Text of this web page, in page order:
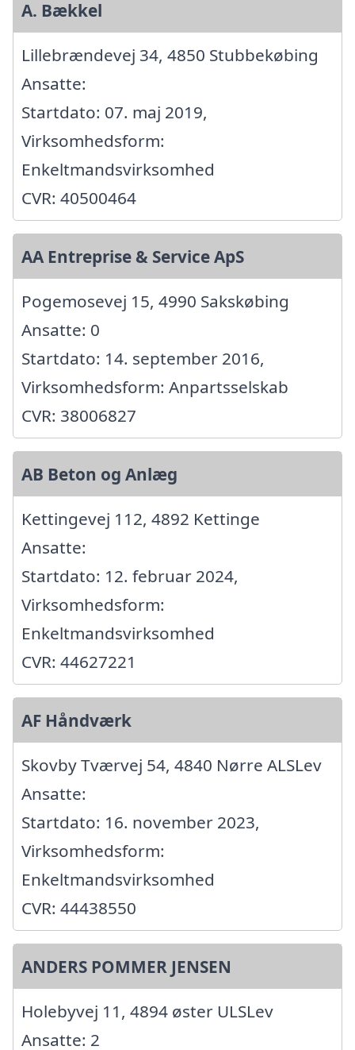
A. Bækkel
Lillebrændevej 34, 4850 Stubbekøbing
Ansatte:
Startdato: 07. maj 2019,
Virksomhedsform:
Enkeltmandsvirksomhed
CVR: 40500464
AA Entreprise & Service ApS
Pogemosevej 15, 4990 Sakskøbing
Ansatte: 0
Startdato: 14. september 2016,
Virksomhedsform: Anpartsselskab
CVR: 38006827
AB Beton og Anlæg
Kettingevej 112, 4892 Kettinge
Ansatte:
Startdato: 12. februar 2024,
Virksomhedsform:
Enkeltmandsvirksomhed
CVR: 44627221
AF Håndværk
Skovby Tværvej 54, 4840 Nørre ALSLev
Ansatte:
Startdato: 16. november 2023,
Virksomhedsform:
Enkeltmandsvirksomhed
CVR: 44438550
ANDERS POMMER JENSEN
Holebyvej 11, 4894 øster ULSLev
Ansatte: 2